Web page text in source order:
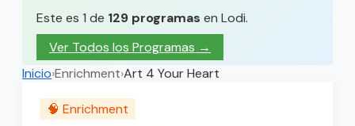
Este es 1 de 129 programas en Lodi.
Ver Todos los Programas →
Inicio›Enrichment›Art 4 Your Heart
🧠 Enrichment